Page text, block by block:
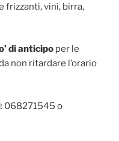
frizzanti, vini, birra,
di anticipo per le
non ritardare l’orario
: 068271545 o